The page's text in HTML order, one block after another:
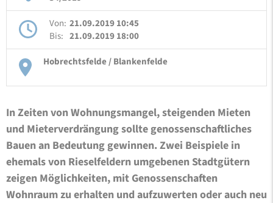
Von: 21.09.2019 10:45
Bis: 21.09.2019 18:00
Hobrechtsfelde / Blankenfelde
In Zeiten von Wohnungsmangel, steigenden Mieten
und Mieterverdrängung sollte genossenschaftliches
Bauen an Bedeutung gewinnen. Zwei Beispiele in
ehemals von Rieselfeldern umgebenen Stadtgütern
zeigen Möglichkeiten, mit Genossenschaften
Wohnraum zu erhalten und aufzuwerten oder auch neu